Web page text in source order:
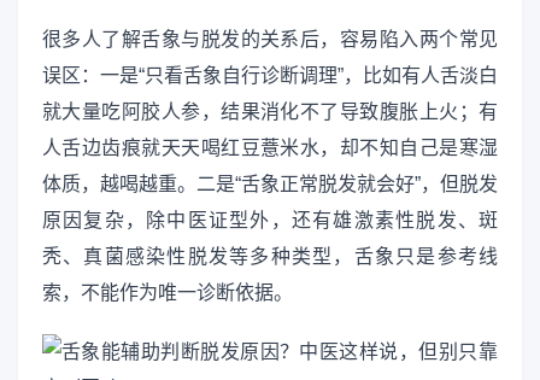
很多人了解舌象与脱发的关系后，容易陷入两个常见
误区：一是“只看舌象自行诊断调理”，比如有人舌淡白
就大量吃阿胶人参，结果消化不了导致腹胀上火；有
人舌边齿痕就天天喝红豆薏米水，却不知自己是寒湿
体质，越喝越重。二是“舌象正常脱发就会好”，但脱发
原因复杂，除中医证型外，还有雄激素性脱发、斑
秃、真菌感染性脱发等多种类型，舌象只是参考线
索，不能作为唯一诊断依据。